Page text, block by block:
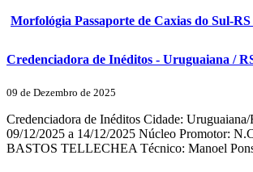
Morfológia Passaporte de Caxias do Sul-RS
Credenciadora de Inéditos - Uruguaiana /
09 de Dezembro de 2025
Credenciadora de Inéditos Cidade:
09/12/2025 a 14/12/2025 Núcleo Promotor:
BASTOS TELLECHEA Técnico: Manoel